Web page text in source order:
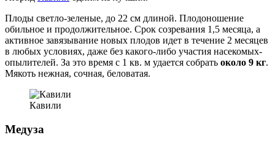
Плоды светло-зеленые, до 22 см длиной. Плодоношение
обильное и продолжительное. Срок созревания 1,5 месяца, а
активное завязывание новых плодов идет в течение 2 месяцев
в любых условиях, даже без какого-либо участия насекомых-
опылителей. За это время с 1 кв. м удается собрать около 9 кг.
Мякоть нежная, сочная, беловатая.
Кавили
Медуза